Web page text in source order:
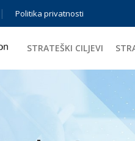
Politika privatnosti
STRATEŠKI CILJEVI